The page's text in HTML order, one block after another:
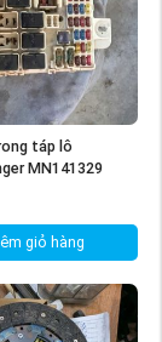
táp lô
MN141329
giỏ hàng